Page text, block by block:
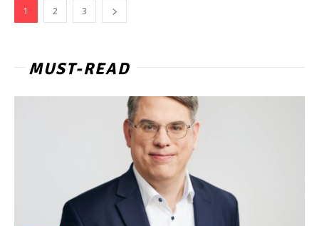
1 2 3
MUST-READ